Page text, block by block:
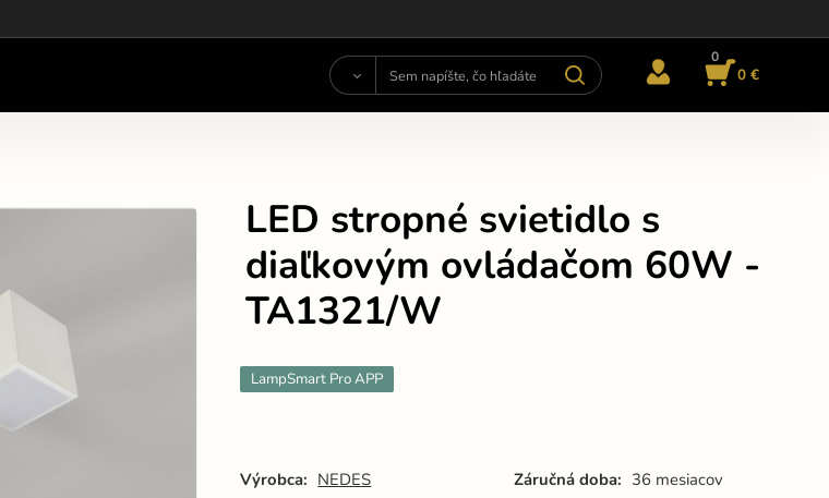
0
0 €
LED stropné svietidlo s
diaľkovým ovládačom 60W -
TA1321/W
LampSmart Pro APP
Výrobca: NEDES Záručná doba: 36 mesiacov